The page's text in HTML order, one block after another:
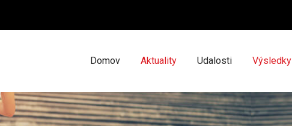
Domov Aktuality Udalosti Výsledky